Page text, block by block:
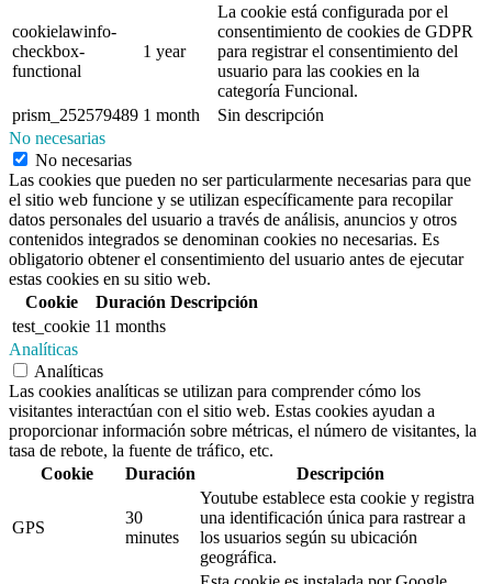
cookielawinfo-
checkbox-
functional
1 year
La cookie está configurada por el
consentimiento de cookies de GDPR
para registrar el consentimiento del
usuario para las cookies en la
categoría Funcional.
prism_252579489 1 month
Sin descripción
No necesarias
No necesarias
Las cookies que pueden no ser particularmente necesarias para que
el sitio web funcione y se utilizan específicamente para recopilar
datos personales del usuario a través de análisis, anuncios y otros
contenidos integrados se denominan cookies no necesarias. Es
obligatorio obtener el consentimiento del usuario antes de ejecutar
estas cookies en su sitio web.
Cookie
Duración Descripción
test_cookie 11 months
Analíticas
Analíticas
Las cookies analíticas se utilizan para comprender cómo los
visitantes interactúan con el sitio web. Estas cookies ayudan a
proporcionar información sobre métricas, el número de visitantes, la
tasa de rebote, la fuente de tráfico, etc.
Cookie
Duración Descripción
GPS
30
minutes
Youtube establece esta cookie y registra
una identificación única para rastrear a
los usuarios según su ubicación
geográfica.